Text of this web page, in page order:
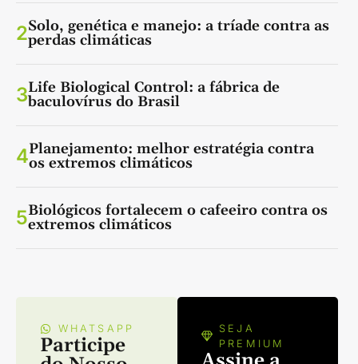
2Solo, genética e manejo: a tríade contra as
perdas climáticas
3Life Biological Control: a fábrica de
baculovírus do Brasil
4Planejamento: melhor estratégia contra
os extremos climáticos
5Biológicos fortalecem o cafeeiro contra os
extremos climáticos
WHATSAPP
Participe
SEJA
PREMIUM